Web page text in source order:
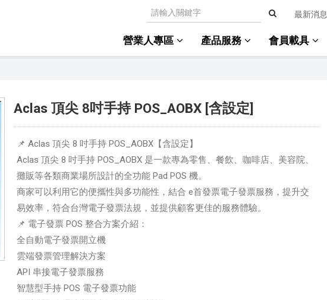
最新消息
營業人專區 產品服務 會員載具
Aclas 頂尖 8吋手持 POS_AOBX [含設定]
📌 Aclas 頂尖 8 吋手持 POS_AOBX【含設定】
Aclas 頂尖 8 吋手持 POS_AOBX 是一款專為零售、餐飲、咖啡店、美容院、
攤販等各類商業場所設計的全功能 Pad POS 機。
商家可以利用它的便攜性與多功能性，結合 e首發票電子發票服務，提升交
易效率，符合台灣電子發票法規，並提供顧客更佳的服務體驗。
📌 電子發票 POS 整合方案介紹：
全自動電子發票開立機
雲端發票管理解決方案
API 串接電子發票服務
智慧型手持 POS 電子發票功能